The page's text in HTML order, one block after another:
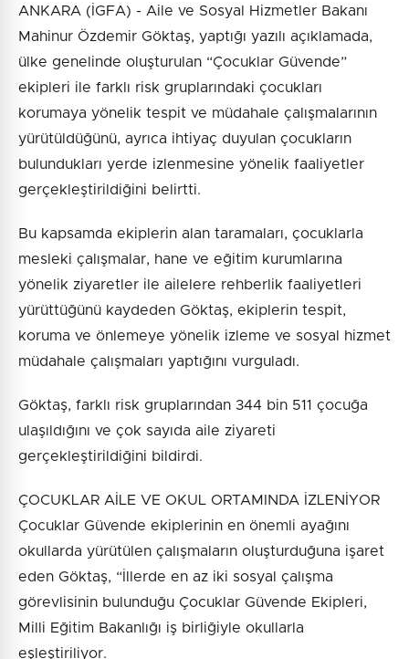
ANKARA (İGFA) - Aile ve Sosyal Hizmetler Bakanı
Mahinur Özdemir Göktaş, yaptığı yazılı açıklamada,
ülke genelinde oluşturulan “Çocuklar Güvende”
ekipleri ile farklı risk gruplarındaki çocukları
korumaya yönelik tespit ve müdahale çalışmalarının
yürütüldüğünü, ayrıca ihtiyaç duyulan çocukların
bulundukları yerde izlenmesine yönelik faaliyetler
gerçekleştirildiğini belirtti.
Bu kapsamda ekiplerin alan taramaları, çocuklarla
mesleki çalışmalar, hane ve eğitim kurumlarına
yönelik ziyaretler ile ailelere rehberlik faaliyetleri
yürüttüğünü kaydeden Göktaş, ekiplerin tespit,
koruma ve önlemeye yönelik izleme ve sosyal hizmet
müdahale çalışmaları yaptığını vurguladı.
Göktaş, farklı risk gruplarından 344 bin 511 çocuğa
ulaşıldığını ve çok sayıda aile ziyareti
gerçekleştirildiğini bildirdi.
ÇOCUKLAR AİLE VE OKUL ORTAMINDA İZLENİYOR
Çocuklar Güvende ekiplerinin en önemli ayağını
okullarda yürütülen çalışmaların oluşturduğuna işaret
eden Göktaş, “İllerde en az iki sosyal çalışma
görevlisinin bulunduğu Çocuklar Güvende Ekipleri,
Milli Eğitim Bakanlığı iş birliğiyle okullarla
eşleştiriliyor.